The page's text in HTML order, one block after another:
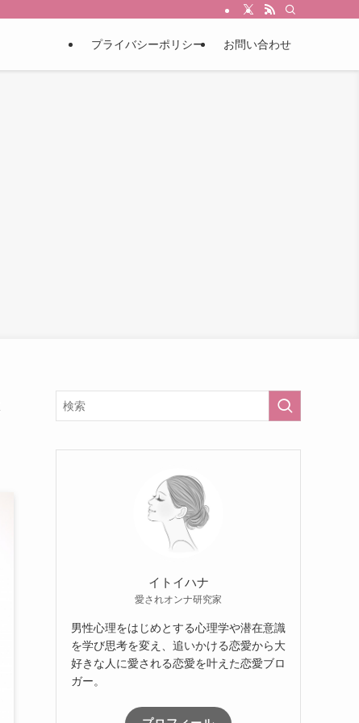
プライバシーポリシー お問い合わせ
イトイハナ
愛されオンナ研究家
男性心理をはじめとする心理学や潜在意識
を学び思考を変え、追いかける恋愛から大
好きな人に愛される恋愛を叶えた恋愛ブロ
ガー。